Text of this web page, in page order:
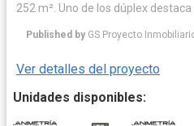
252 m². Uno de los dúplex
segundo ofrece una amplia
Published by GS Proyecto
Ver detalles del proyecto
Unidades disponibles: